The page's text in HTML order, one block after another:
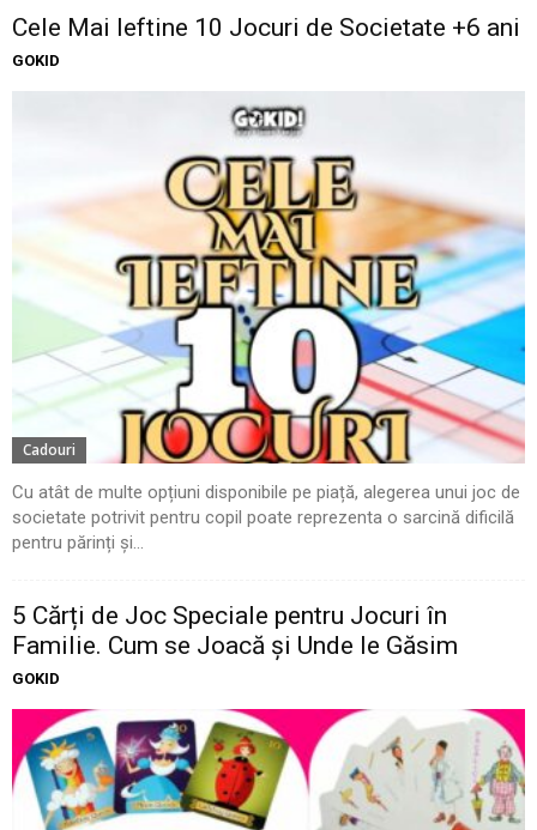
Cele Mai Ieftine 10 Jocuri de Societate +6 ani
GOKID
Cadouri
Cu atât de multe opțiuni disponibile pe piață, alegerea unui joc de
societate potrivit pentru copil poate reprezenta o sarcină dificilă
pentru părinți și...
5 Cărți de Joc Speciale pentru Jocuri în
Familie. Cum se Joacă și Unde le Găsim
GOKID